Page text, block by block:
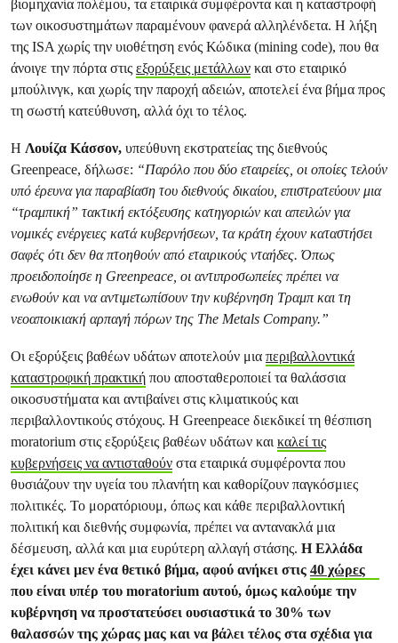
βιομηχανία πολέμου, τα εταιρικά συμφέροντα και η καταστροφή
των οικοσυστημάτων παραμένουν φανερά αλληλένδετα. Η λήξη
της ISA χωρίς την υιοθέτηση ενός Κώδικα (mining code), που θα
άνοιγε την πόρτα στις εξορύξεις μετάλλων και στο εταιρικό
μπούλινγκ, και χωρίς την παροχή αδειών, αποτελεί ένα βήμα προς
τη σωστή κατεύθυνση, αλλά όχι το τέλος.
Η Λουίζα Κάσσον, υπεύθυνη εκστρατείας της διεθνούς
Greenpeace, δήλωσε: “Παρόλο που δύο εταιρείες, οι οποίες τελούν
υπό έρευνα για παραβίαση του διεθνούς δικαίου, επιστρατεύουν μια
“τραμπική” τακτική εκτόξευσης κατηγοριών και απειλών για
νομικές ενέργειες κατά κυβερνήσεων, τα κράτη έχουν καταστήσει
σαφές ότι δεν θα πτοηθούν από εταιρικούς νταήδες. Όπως
προειδοποίησε η Greenpeace, οι αντιπροσωπείες πρέπει να
ενωθούν και να αντιμετωπίσουν την κυβέρνηση Τραμπ και τη
νεοαποικιακή αρπαγή πόρων της The Metals Company.”
Οι εξορύξεις βαθέων υδάτων αποτελούν μια περιβαλλοντικά
καταστροφική πρακτική που αποσταθεροποιεί τα θαλάσσια
οικοσυστήματα και αντιβαίνει στις κλιματικούς και
περιβαλλοντικούς στόχους. Η Greenpeace διεκδικεί τη θέσπιση
moratorium στις εξορύξεις βαθέων υδάτων καικαλεί τις
κυβερνήσεις να αντισταθούν στα εταιρικά συμφέροντα που
θυσιάζουν την υγεία του πλανήτη και καθορίζουν παγκόσμιες
πολιτικές. Το μορατόριουμ, όπως και κάθε περιβαλλοντική
πολιτική και διεθνής συμφωνία, πρέπει να αντανακλά μια
δέσμευση, αλλά και μια ευρύτερη αλλαγή στάσης. Η Ελλάδα
έχει κάνει μεν ένα θετικό βήμα, αφού ανήκει στις 40 χώρες
που είναι υπέρ του moratorium αυτού, όμως καλούμε την
κυβέρνηση να προστατεύσει ουσιαστικά το 30% των
θαλασσών της χώρας μας και να βάλει τέλος στα σχέδια για